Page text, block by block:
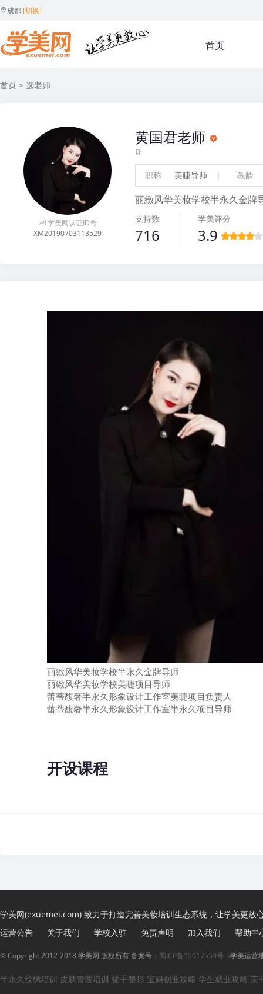
成都 [切换]
首页
首页 > 选老师
学美网认证ID号
XM20190703113529
黄国君老师
职称 美睫导师 教龄
丽緻风华美妆学校半永久金牌
支持数
716
学美评分
3.9
丽緻风华美妆学校半永久金牌导师
丽緻风华美妆学校美睫项目导师
蕾蒂馥奢半永久形象设计工作室美睫项目负责人
蕾蒂馥奢半永久形象设计工作室半永久项目导师
开设课程
学美网(exuemei.com) 致力于打造完善美妆培训生态系统，让学美更放
运营公告
关于我们 学校入驻 免责声明 加入我们 帮助中
© Copyright 2012-2018 学美网 版权所有 备案号： 蜀ICP备15017553号-5学美运营
半永久纹绣培训 皮肤管理培训 徒手整形 宝妈创业攻略 学生就业攻略 美